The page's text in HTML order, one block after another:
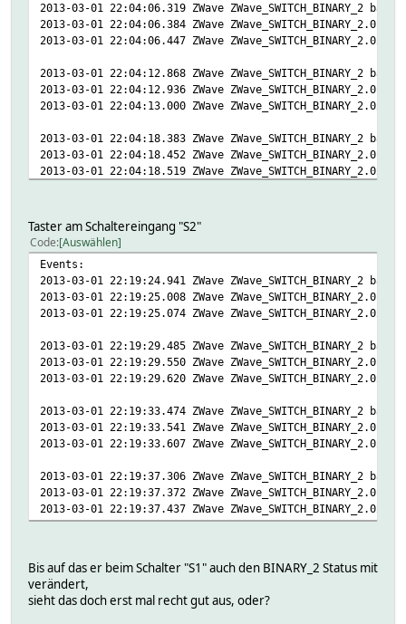
2013-03-01 22:04:06.319 ZWave ZWave_SWITCH_BINARY_2
2013-03-01 22:04:06.384 ZWave ZWave_SWITCH_BINARY_2.01
2013-03-01 22:04:06.447 ZWave ZWave_SWITCH_BINARY_2.02
2013-03-01 22:04:12.868 ZWave ZWave_SWITCH_BINARY_2
2013-03-01 22:04:12.936 ZWave ZWave_SWITCH_BINARY_2.01
2013-03-01 22:04:13.000 ZWave ZWave_SWITCH_BINARY_2.02
2013-03-01 22:04:18.383 ZWave ZWave_SWITCH_BINARY_2
2013-03-01 22:04:18.452 ZWave ZWave_SWITCH_BINARY_2.01
2013-03-01 22:04:18.519 ZWave ZWave_SWITCH_BINARY_2.02
2013-03-01 22:04:23.390 ZWave ZWave_SWITCH_BINARY_2.01
2013-03-01 22:04:23.460 ZWave ZWave_SWITCH_BINARY_2.02
Taster am Schaltereingang "S2"
Code Auswählen
Events:
2013-03-01 22:19:24.941 ZWave ZWave_SWITCH_BINARY_2
2013-03-01 22:19:25.008 ZWave ZWave_SWITCH_BINARY_2.01
2013-03-01 22:19:25.074 ZWave ZWave_SWITCH_BINARY_2.02
2013-03-01 22:19:29.485 ZWave ZWave_SWITCH_BINARY_2
2013-03-01 22:19:29.550 ZWave ZWave_SWITCH_BINARY_2.01
2013-03-01 22:19:29.620 ZWave ZWave_SWITCH_BINARY_2.02
2013-03-01 22:19:33.474 ZWave ZWave_SWITCH_BINARY_2
2013-03-01 22:19:33.541 ZWave ZWave_SWITCH_BINARY_2.01
2013-03-01 22:19:33.607 ZWave ZWave_SWITCH_BINARY_2.02
2013-03-01 22:19:37.306 ZWave ZWave_SWITCH_BINARY_2
2013-03-01 22:19:37.372 ZWave ZWave_SWITCH_BINARY_2.01
2013-03-01 22:19:37.437 ZWave ZWave_SWITCH_BINARY_2.02
Bis auf das er beim Schalter "S1" auch den BINARY_2 Status mit
verändert,
sieht das doch erst mal recht gut aus, oder?